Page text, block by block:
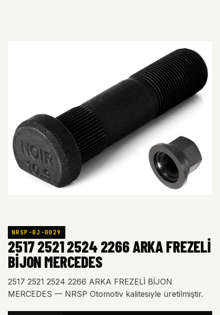
NRSP-BJ-0029
2517 2521 2524 2266 ARKA FREZELİ
BİJON MERCEDES
2517 2521 2524 2266 ARKA FREZELİ BİJON
MERCEDES — NRSP Otomotiv kalitesiyle üretilmiştir.